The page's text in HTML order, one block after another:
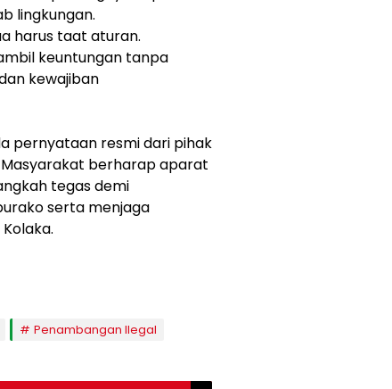
lingkungan.
harus taat aturan.
keuntungan tanpa
kewajiban
pernyataan resmi dari pihak
berharap aparat
tegas demi
serta menjaga
Penambangan Ilegal